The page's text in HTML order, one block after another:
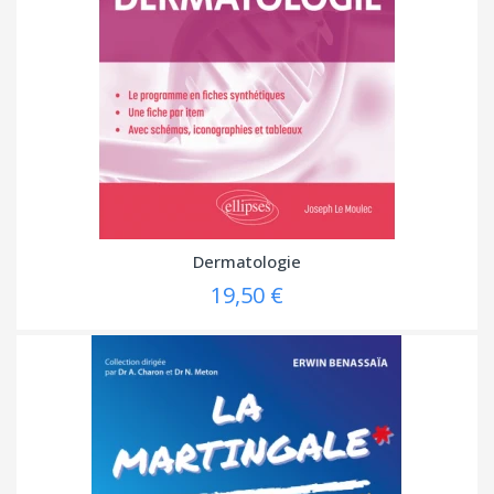
Dermatologie
19,50 €